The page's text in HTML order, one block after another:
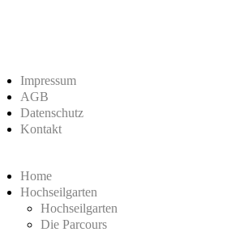
Impressum
AGB
Datenschutz
Kontakt
Home
Hochseilgarten
Hochseilgarten
Die Parcours